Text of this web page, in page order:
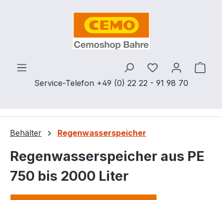
Zum Hauptinhalt springen
Service-Telefon +49 (0) 22 22 - 91 98 70
Du hast 0
Behälter Regenwasserspeicher
Regenwasserspeicher aus PE
750 bis 2000 Liter